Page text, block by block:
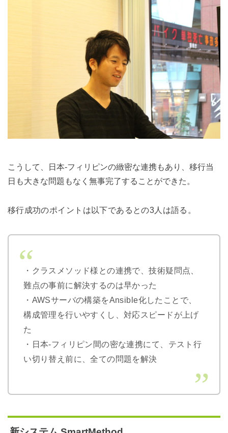
こうして、日本-フィリピンの緻密な連携もあり、移行当
日も大きな問題もなく無事完了することができた。
移行成功のポイントは以下であるとの3人は語る。
・クラスメソッド様との連携で、技術疑問点、
難点の事前に解決するのは早かった
・AWSサーバの構築をAnsible化したことで、
構成管理を行いやすくし、対応スピードが上げ
た
・日本-フィリピン間の密な連携にて、テスト行
い切り替え前に、全ての問題を解決